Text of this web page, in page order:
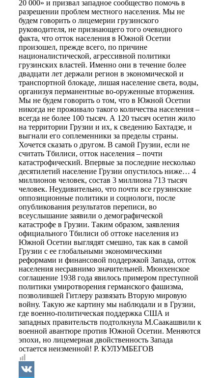
20 000» и призвал западное сообщество помочь в
разрешении проблем местного населения. Мы не
будем говорить о лицемерии грузинского
руководителя, не признающего того очевидного
факта, что отток населения в Южной Осетии
произошел, прежде всего, по причине
националистической, агрессивной политики
грузинских властей. Именно они в течение более
двадцати лет держали регион в экономической и
транспортной блокаде, лишая население света, воды,
организуя перманентные во-оруженные вторжения.
Мы не будем говорить о том, что в Южной Осетии
никогда не проживало такого количества населения –
всегда не более 100 тысяч. А 120 тысяч осетин жило
на территории Грузии и их, к сведению Бахтадзе, и
выгнали его соплеменники за пределы страны.
Хочется сказать о другом. В самой Грузии, если не
считать Тбилиси, отток населения – почти
катастрофический. Впервые за последние несколько
десятилетий население Грузии опустилось ниже… 4
миллионов человек, состав 3 миллиона 713 тысяч
человек. Неудивительно, что почти все грузинские
оппозиционные политики и социологи, после
опубликования результатов переписи, во
всеуслышание заявили о демографической
катастрофе в Грузии. Таким образом, заявления
официального Тбилиси об оттоке населения из
Южной Осетии выглядят смешно, так как в самой
Грузии с ее глобальными экономическими
реформами и финансовой поддержкой Запада, отток
населения несравнимо значительней. Мюнхенское
соглашение 1938 года явилось примером преступной
политики умиротворения германского фашизма,
позволившей Гитлеру развязать Вторую мировую
войну. Такую же картину мы наблюдали и в Грузии,
где военно-политическая поддержка США и
западных правительств подтолкнула М.Саакашвили к
военной авантюре против Южной Осетии. Меняются
эпохи, но лицемерная двойственность Запада
остается неизменной! Р. КУЛУМБЕГОВ